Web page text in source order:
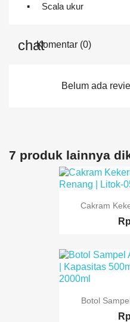
▪ Scala ukur
Komentar (0)
Belum ada
7 produk lainnya
Cakram
Botol